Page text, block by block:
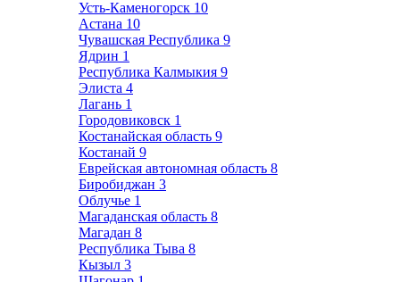
Усть-Каменогорск 10
Астана 10
Чувашская Республика 9
Ядрин 1
Республика Калмыкия 9
Элиста 4
Лагань 1
Городовиковск 1
Костанайская область 9
Костанай 9
Еврейская автономная область 8
Биробиджан 3
Облучье 1
Магаданская область 8
Магадан 8
Республика Тыва 8
Кызыл 3